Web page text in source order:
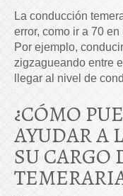
La conducción
error, como ir a 70
Por ejemplo,
zigzagueando entre
llegar al nivel de
¿CÓMO
AYUDAR A
SU CARGO